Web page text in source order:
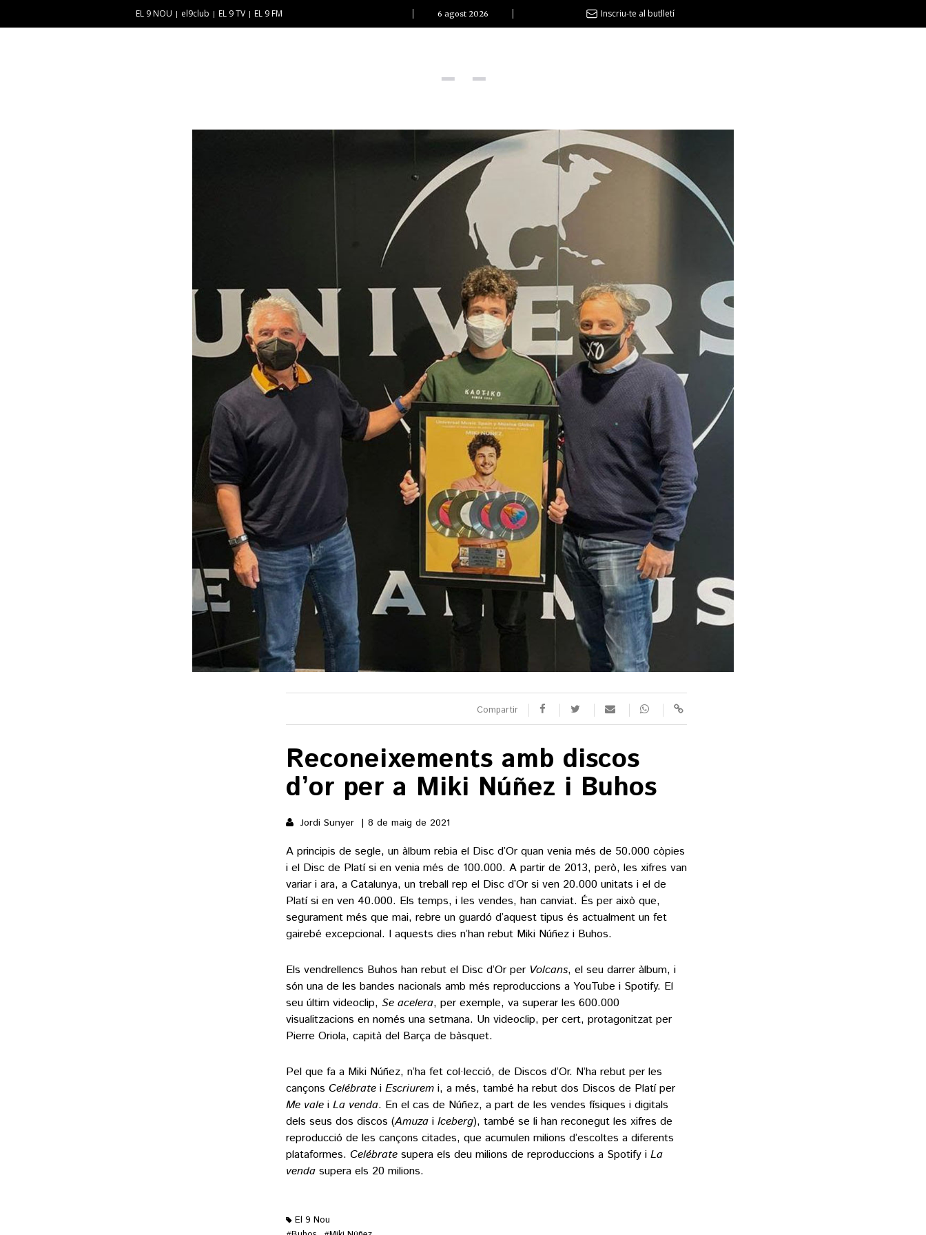
Novetats discogràfiques
El Clàssic | ELS 3 TAMBORS
TEMÀTIQUES
ESPORTS
Futbol
Hoquei patins
Veure totes
CULTURA
Arts escèniques
Cultura popular
Llibres
Calaix
Veure totes
SUPLEMENTS
Fotogaleries
9magazín
Agenda
Blogosfera
EL 9 TV
En directe
Programació
A la carta
EL 9 NOU el9club EL 9 TV EL 9 FM 6 agost 2026 Inscriu-te al butlletí
Compartir
Reconeixements amb discos
d’or per a Miki Núñez i Buhos
Jordi Sunyer 8 de maig de 2021
A principis de segle, un àlbum rebia el Disc d’Or quan venia més de 50.000 còpies
i el Disc de Platí si en venia més de 100.000. A partir de 2013, però, les xifres van
variar i ara, a Catalunya, un treball rep el Disc d’Or si ven 20.000 unitats i el de
Platí si en ven 40.000. Els temps, i les vendes, han canviat. És per això que,
segurament més que mai, rebre un guardó d’aquest tipus és actualment un fet
gairebé excepcional. I aquests dies n’han rebut Miki Núñez i Buhos.
Els vendrellencs Buhos han rebut el Disc d’Or per Volcans, el seu darrer àlbum, i
són una de les bandes nacionals amb més reproduccions a YouTube i Spotify. El
seu últim videoclip, Se acelera, per exemple, va superar les 600.000
visualitzacions en només una setmana. Un videoclip, per cert, protagonitzat per
Pierre Oriola, capità del Barça de bàsquet.
Pel que fa a Miki Núñez, n’ha fet col·lecció, de Discos d’Or. N’ha rebut per les
cançons Celébratei Escriuremi, a més, també ha rebut dos Discos de Platí per
Me valei La venda. En el cas de Núñez, a part de les vendes físiques i digitals
dels seus dos discos (Amuzai Iceberg), també se li han reconegut les xifres de
reproducció de les cançons citades, que acumulen milions d’escoltes a diferents
plataformes. Celébratesupera els deu milions de reproduccions a Spotify i La
vendasupera els 20 milions.
El 9 Nou